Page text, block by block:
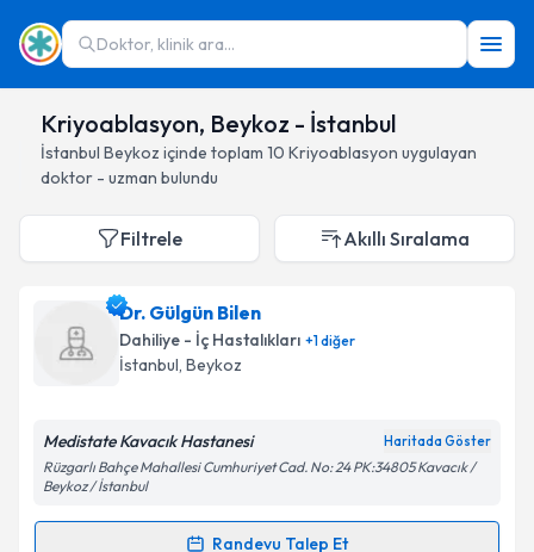
Doktor, klinik ara...
Kriyoablasyon, Beykoz - İstanbul
İstanbul Beykoz içinde toplam 10 Kriyoablasyon uygulayan
doktor - uzman bulundu
Filtrele Akıllı Sıralama
Dr. Gülgün Bilen
Dahiliye - İç Hastalıkları +1diğer
İstanbul, Beykoz
Medistate Kavacık Hastanesi Haritada Göster
Rüzgarlı Bahçe Mahallesi Cumhuriyet Cad. No: 24 PK:34805 Kavacık /
Beykoz / İstanbul
Randevu Talep Et